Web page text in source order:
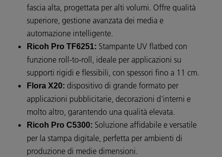
fascia alta, progettata per alti volumi. Offre qualità
superiore, gestione avanzata dei media e
automazione intelligente.
Ricoh Pro TF6251: Stampante UV flatbed con
funzione roll-to-roll, ideale per applicazioni su
supporti rigidi e flessibili, con spessori fino a 11 cm.
Flora X20: dispositivo di grande formato per
applicazioni pubblicitarie, decorazioni d'interni e
molto altro, garantendo una qualità elevata.
Ricoh Pro C5300: Soluzione affidabile e versatile
per la stampa digitale, perfetta per ambienti di
produzione di medie dimensioni.